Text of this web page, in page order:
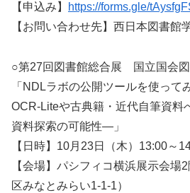
【申込み】
https://forms.gle/
【お問い合わせ先】西日本図書館
○第27回図書館総合展 国立国会
「NDLラボの公開ツールを使っ
OCR-Liteや古典籍・近代自筆資料
資料探索の可能性—」
【日時】10月23日（木）13:00～
【会場】パシフィコ横浜展示会場
区みなとみらい1-1-1）